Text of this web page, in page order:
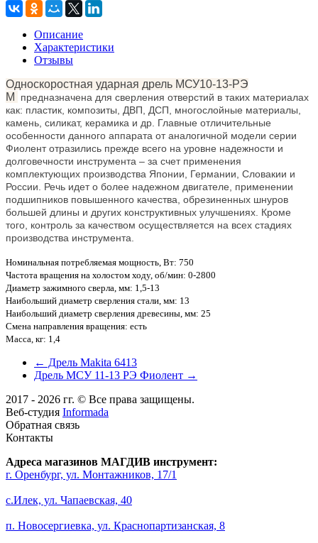
Описание
Характеристики
Отзывы
Односкоростная ударная дрель МСУ10-13-РЭ
М
предназначена для сверления отверстий в таких материалах
как: пластик, композиты, ДВП, ДСП, многослойные материалы,
камень, силикат, керамика и др. Главные отличительные
особенности данного аппарата от аналогичной модели серии
Фиолент отразились прежде всего на уровне надежности и
долговечности инструмента – за счет применения
комплектующих производства Японии, Германии, Словакии и
России. Речь идет о более надежном двигателе, применении
подшипников повышенного качества, обрезиненных шнуров
большей длины и других конструктивных улучшениях. Кроме
того, контроль за качеством осуществляется на всех стадиях
производства инструмента.
Номинальная потребляемая мощность, Вт: 750
Частота вращения на холостом ходу, об/мин: 0-2800
Диаметр зажимного сверла, мм: 1,5-13
Наибольший диаметр сверления стали, мм: 13
Наибольший диаметр сверления древесины, мм: 25
Смена направления вращения: есть
Масса, кг: 1,4
← Дрель Makita 6413
Дрель МСУ 11-13 РЭ Фиолент →
2017 - 2026 гг. © Все права защищены.
Веб-студия Informada
Обратная связь
Контакты
Адреса магазинов МАГДИВ инструмент:
г. Оренбург, ул. Монтажников, 17/1
с.Илек, ул. Чапаевская, 40
п. Новосергиевка, ул. Краснопартизанская, 8